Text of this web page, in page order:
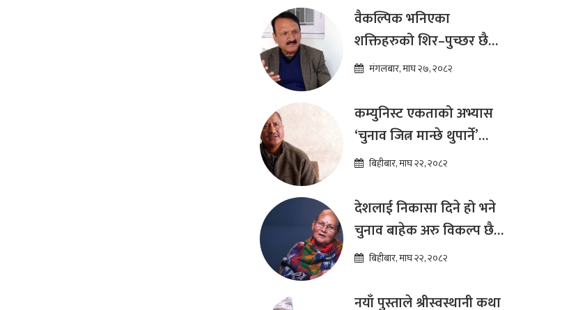
ढकाल
वैकल्पिक भनिएका
शक्तिहरुको शिर–पुच्छर छैन,
प्रतिस्पर्धा पूरानै दलसँग हुन्छ :
मंगलबार, माघ २७, २०८२
कम्युनिस्ट एकताको अभ्यास
‘चुनाव जित्न मान्छे थुपार्ने’
माध्यम मात्र हो : विप्लव
बिहीबार, माघ २२, २०८२
देशलाई निकासा दिने हो भने
चुनाव बाहेक अरु विकल्प छैन
: अष्टलक्ष्मी शाक्य
बिहीबार, माघ २२, २०८२
नयाँ पुस्ताले श्रीस्वस्थानी कथा